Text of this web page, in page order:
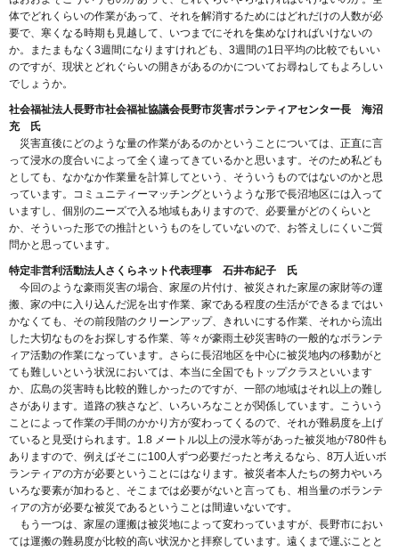
体でどれくらいの作業があって、それを解消するためにはどれだけの人数が必
要で、寒くなる時期も見越して、いつまでにそれを集めなければいけないの
か。またまもなく3週間になりますけれども、3週間の1日平均の比較でもいい
のですが、現状とどれぐらいの開きがあるのかについてお尋ねしてもよろしい
でしょうか。
社会福祉法人長野市社会福祉協議会長野市災害ボランティアセンター長 海沼
充 氏
災害直後にどのような量の作業があるのかということについては、正直に言
って浸水の度合いによって全く違ってきているかと思います。そのため私ども
としても、なかなか作業量を計算してという、そういうものではないのかと思
っています。コミュニティーマッチングというような形で長沼地区には入って
いますし、個別のニーズで入る地域もありますので、必要量がどのくらいと
か、そういった形での推計というものをしていないので、お答えしにくいご質
問かと思っています。
特定非営利活動法人さくらネット代表理事 石井布紀子 氏
今回のような豪雨災害の場合、家屋の片付け、被災された家屋の家財等の運
搬、家の中に入り込んだ泥を出す作業、家である程度の生活ができるまではい
かなくても、その前段階のクリーンアップ、きれいにする作業、それから流出
した大切なものをお探しする作業、等々が豪雨土砂災害時の一般的なボランテ
ィア活動の作業になっています。さらに長沼地区を中心に被災地内の移動がと
ても難しいという状況においては、本当に全国でもトップクラスといいます
か、広島の災害時も比較的難しかったのですが、一部の地域はそれ以上の難し
さがあります。道路の狭さなど、いろいろなことが関係しています。こういう
ことによって作業の手間のかかり方が変わってくるので、それが難易度を上げ
ていると見受けられます。1.8 メートル以上の浸水等があった被災地が780件も
ありますので、例えばそこに100人ずつ必要だったと考えるなら、8万人近いボ
ランティアの方が必要ということにはなります。被災者本人たちの努力やいろ
いろな要素が加わると、そこまでは必要がないと言っても、相当量のボランテ
ィアの方が必要な被災であるということは間違いないです。
もう一つは、家屋の運搬は被災地によって変わっていますが、長野市におい
ては運搬の難易度が比較的高い状況かと拝察しています。遠くまで運ぶことと